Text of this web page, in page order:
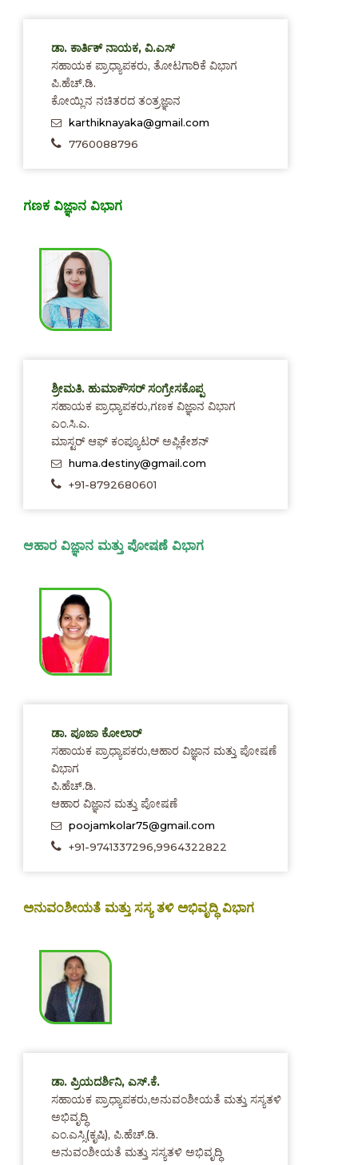
ಡಾ. ಕಾರ್ತಿಕ್ ನಾಯಕ, ವಿ.ಎಸ್
ಸಹಾಯಕ ಪ್ರಾಧ್ಯಾಪಕರು, ತೋಟಗಾರಿಕೆ ವಿಭಾಗ
ಪಿ.ಹೆಚ್.ಡಿ.
ಕೋಯ್ಲಿನ ನಚಿತರದ ತಂತ್ರಜ್ಞಾನ
karthiknayaka@gmail.com
7760088796
ಗಣಕ ವಿಜ್ಞಾನ ವಿಭಾಗ
ಶ್ರೀಮತಿ. ಹುಮಾಕೌಸರ್ ಸಂಗ್ರೇಸಕೊಪ್ಪ
ಸಹಾಯಕ ಪ್ರಾಧ್ಯಾಪಕರು,ಗಣಕ ವಿಜ್ಞಾನ ವಿಭಾಗ
ಎಂ.ಸಿ.ಎ.
ಮಾಸ್ಟರ್ ಆಫ್ ಕಂಪ್ಯೂಟರ್ ಅಪ್ಲಿಕೇಶನ್
huma.destiny@gmail.com
+91-8792680601
ಆಹಾರ ವಿಜ್ಞಾನ ಮತ್ತು ಪೋಷಣೆ ವಿಭಾಗ
ಡಾ. ಪೂಜಾ ಕೋಲಾರ್
ಸಹಾಯಕ ಪ್ರಾಧ್ಯಾಪಕರು,ಆಹಾರ ವಿಜ್ಞಾನ ಮತ್ತು ಪೋಷಣೆ
ವಿಭಾಗ
ಪಿ.ಹೆಚ್.ಡಿ.
ಆಹಾರ ವಿಜ್ಞಾನ ಮತ್ತು ಪೋಷಣೆ
poojamkolar75@gmail.com
+91-9741337296,9964322822
ಅನುವಂಶೀಯತೆ ಮತ್ತು ಸಸ್ಯ ತಳಿ ಅಭಿವೃದ್ಧಿ ವಿಭಾಗ
ಡಾ. ಪ್ರಿಯದರ್ಶಿನಿ, ಎಸ್.ಕೆ.
ಸಹಾಯಕ ಪ್ರಾಧ್ಯಾಪಕರು,ಅನುವಂಶೀಯತೆ ಮತ್ತು ಸಸ್ಯತಳಿ
ಅಭಿವೃದ್ಧಿ
ಎಂ.ಎಸ್ಸಿ(ಕೃಷಿ), ಪಿ.ಹೆಚ್.ಡಿ.
ಅನುವಂಶೀಯತೆ ಮತ್ತು ಸಸ್ಯತಳಿ ಅಭಿವೃದ್ಧಿ